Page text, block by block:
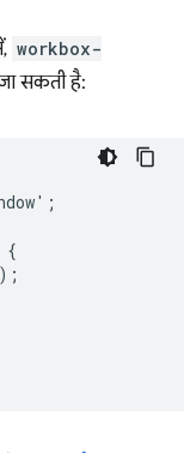
workbox-
सकती है:
{